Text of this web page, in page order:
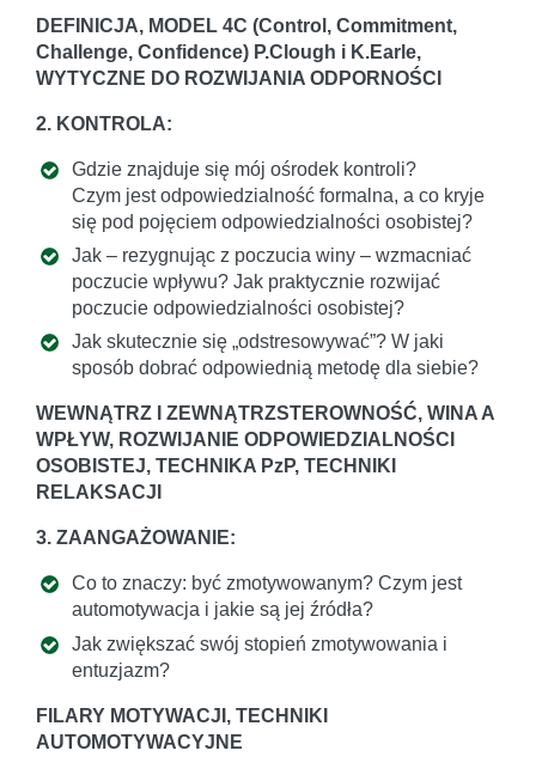
DEFINICJA, MODEL 4C (Control, Commitment,
Challenge, Confidence) P.Clough i K.Earle,
WYTYCZNE DO ROZWIJANIA ODPORNOŚCI
2. KONTROLA:
Gdzie znajduje się mój ośrodek kontroli?
Czym jest odpowiedzialność formalna, a co kryje
się pod pojęciem odpowiedzialności osobistej?
Jak – rezygnując z poczucia winy – wzmacniać
poczucie wpływu? Jak praktycznie rozwijać
poczucie odpowiedzialności osobistej?
Jak skutecznie się „odstresowywać”? W jaki
sposób dobrać odpowiednią metodę dla siebie?
WEWNĄTRZ I ZEWNĄTRZSTEROWNOŚĆ, WINA A
WPŁYW, ROZWIJANIE ODPOWIEDZIALNOŚCI
OSOBISTEJ, TECHNIKA PzP, TECHNIKI
RELAKSACJI
3. ZAANGAŻOWANIE:
Co to znaczy: być zmotywowanym? Czym jest
automotywacja i jakie są jej źródła?
Jak zwiększać swój stopień zmotywowania i
entuzjazm?
FILARY MOTYWACJI, TECHNIKI
AUTOMOTYWACYJNE